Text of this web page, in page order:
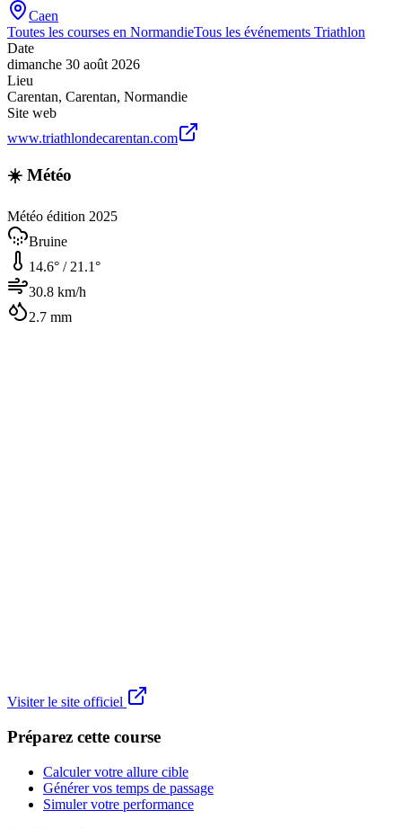
Caen
Toutes les courses en NormandieTous les événements Triathlon
Date
dimanche 30 août 2026
Lieu
Carentan, Carentan, Normandie
Site web
www.triathlondecarentan.com
☀️ Météo
Météo édition 2025
Bruine
14.6° / 21.1°
30.8 km/h
2.7 mm
Visiter le site officiel
Préparez cette course
Calculer votre allure cible
Générer vos temps de passage
Simuler votre performance